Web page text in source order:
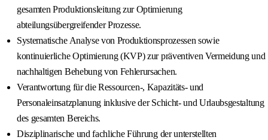
gesamten Produktionsleitung zur Optimierung
abteilungsübergreifender Prozesse.
Systematische Analyse von Produktionsprozessen sowie
kontinuierliche Optimierung (KVP) zur präventiven Vermeidung und
nachhaltigen Behebung von Fehlerursachen.
Verantwortung für die Ressourcen-, Kapazitäts- und
Personaleinsatzplanung inklusive der Schicht- und Urlaubsgestaltung
des gesamten Bereichs.
Disziplinarische und fachliche Führung der unterstellten